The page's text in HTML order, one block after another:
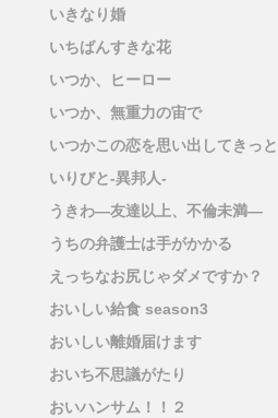
いきなり婚
いちばんすきな花
いつか、ヒーロー
いつか、無重力の宙で
いつかこの恋を思い出してきっ
いりびと-異邦人-
うきわ―友達以上、不倫未満―
うちの弁護士は手がかかる
えっちなお尻じゃダメですか？
おいしい給食 season3
おいしい離婚届けます
おいち不思議がたり
おいハンサム！！２